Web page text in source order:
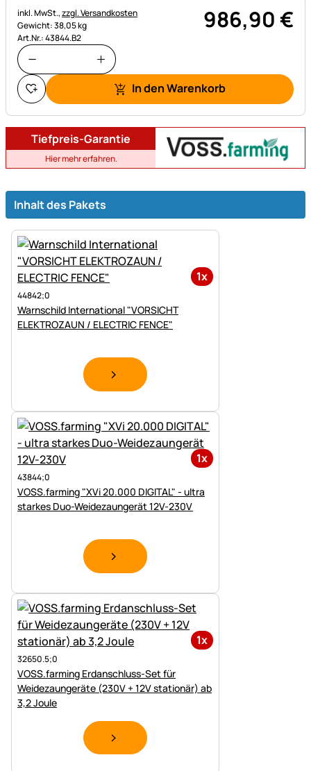
Steuerhinweis:
inkl. MwSt.,zzgl. Versandkosten
Gewicht: 38,05 kg
Art.Nr.: 43844.B2
986,90€
In den Warenkorb
Tiefpreis-Garantie
Hier mehr erfahren.
Inhalt des Pakets
1x
44842;0
Warnschild International "VORSICHT
ELEKTROZAUN / ELECTRIC FENCE"
1x
43844;0
VOSS.farming "XVi 20.000 DIGITAL" - ultra
starkes Duo-Weidezaungerät 12V-230V
1x
32650.5;0
VOSS.farming Erdanschluss-Set für
Weidezaungeräte (230V + 12V stationär) ab
3,2 Joule